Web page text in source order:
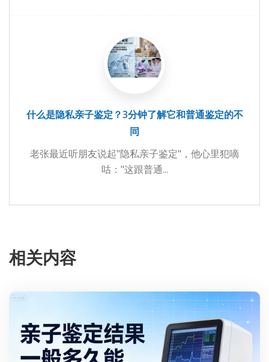
什么是隐私亲子鉴定？3分钟了解它和普通鉴定的不
同
老张最近听朋友说起"隐私亲子鉴定"，他心里犯嘀
咕："这跟普通...
相关内容